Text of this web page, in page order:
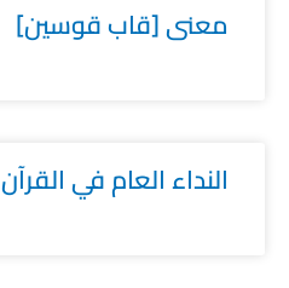
معنى [قاب قوسين]
النداء العام في القرآن